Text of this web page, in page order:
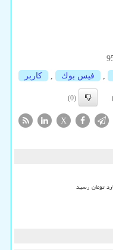
, فیس بوك , كاربر
(0)
X